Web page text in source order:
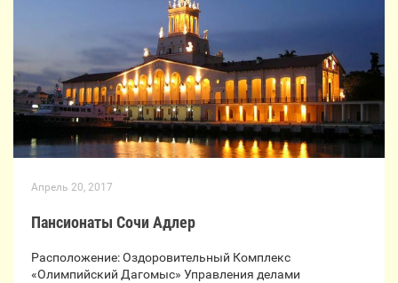
Апрель 20, 2017
Пансионаты Сочи Адлер
Расположение: Оздоровительный Комплекс
«Олимпийский Дагомыс» Управления делами